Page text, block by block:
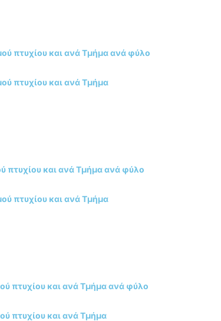
πτυχίου και ανά Τμήμα ανά φύλο
πτυχίου και ανά Τμήμα
πτυχίου και ανά Τμήμα ανά φύλο
πτυχίου και ανά Τμήμα
πτυχίου και ανά Τμήμα ανά φύλο
πτυχίου και ανά Τμήμα